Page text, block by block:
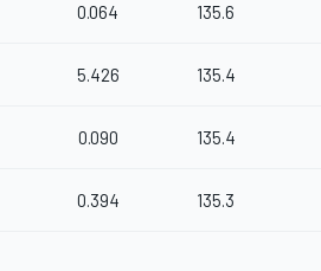
0.064 135.6
5.426 135.4
0.090 135.4
0.394 135.3